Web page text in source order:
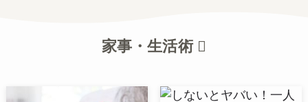
家事・生活術